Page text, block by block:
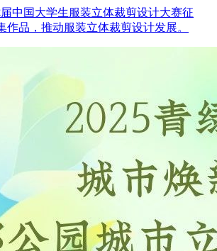
中国大学生服装立体裁剪设计大赛征
作品，推动服装立体裁剪设计发展。